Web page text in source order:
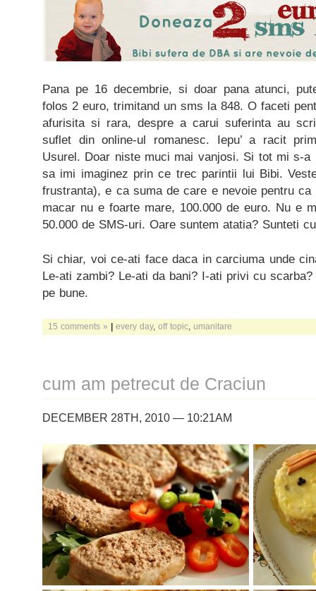
Pana pe 16 decembrie, si doar pana atunci,
folos 2 euro, trimitand un sms la 848. O faceti
afurisita si rara, despre a carui suferinta au
suflet din online-ul romanesc. Iepu’ a racit
Usurel. Doar niste muci mai vanjosi. Si tot mi s-a
sa imi imaginez prin ce trec parintii lui Bibi.
frustranta), e ca suma de care e nevoie pentru
macar nu e foarte mare, 100.000 de euro. Nu e
50.000 de SMS-uri. Oare suntem atatia? Sunteti
Si chiar, voi ce-ati face daca in carciuma unde
Le-ati zambi? Le-ati da bani? I-ati privi cu
pe bune.
15 comments » | every day, off topic umanitare
cum am petrecut de Craciun
DECEMBER 28TH, 2010 — 10:21AM